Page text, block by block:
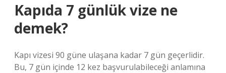
Kapıda 7 günlük vize ne
demek?
Kapı vizesi 90 güne ulaşana kadar 7 gün geçerlidir.
Bu, 7 gün içinde 12 kez başvurulabileceği anlamına